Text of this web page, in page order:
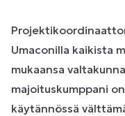
Umaconilla kaikista
mukaansa
majoituskumppani
käytännössä